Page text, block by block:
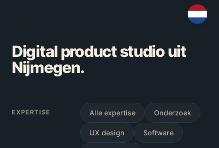
Digital product studio uit
Nijmegen.
EXPERTISE Alle expertise Onderzoek
UX design Software